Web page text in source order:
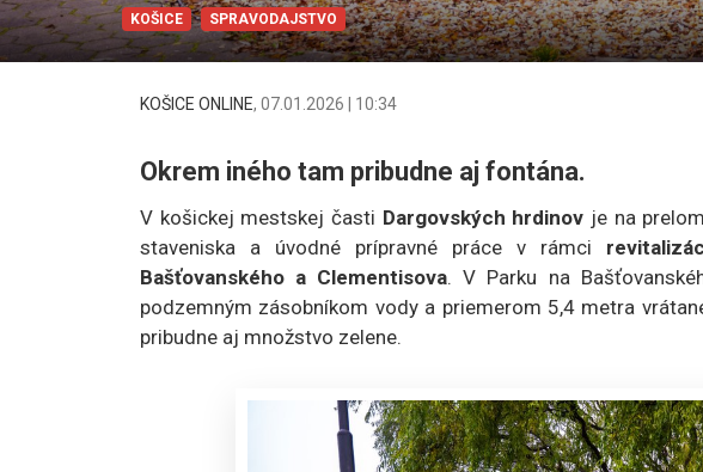
KOŠICE SPRAVODAJSTVO
KOŠICE ONLINE, 07.01.2026 | 10:34
Okrem iného tam pribudne aj fontána.
V košickej mestskej časti Dargovských hrdinov je na
staveniska a úvodné prípravné práce v rámci
Bašťovanského a Clementisova. V Parku na
podzemným zásobníkom vody a priemerom 5,4 metra
pribudne aj množstvo zelene.